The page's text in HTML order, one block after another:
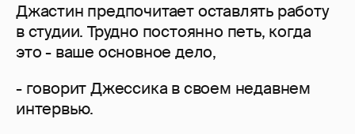
Джастин предпочитает оставлять работу
в студии. Трудно постоянно петь, когда
это - ваше основное дело,
- говорит Джессика в своем недавнем
интервью.